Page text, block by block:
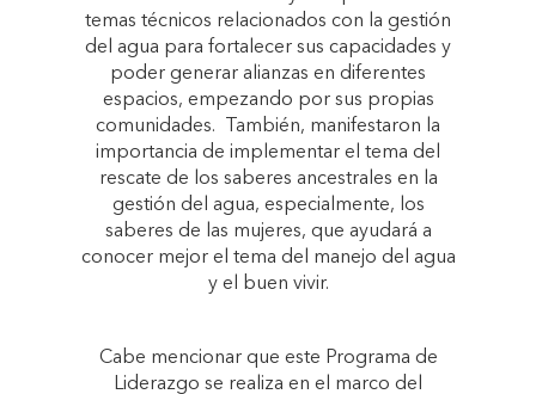
temas técnicos relacionados con la gestión
del agua para fortalecer sus capacidades y
poder generar alianzas en diferentes
espacios, empezando por sus propias
comunidades. También, manifestaron la
importancia de implementar el tema del
rescate de los saberes ancestrales en la
gestión del agua, especialmente, los
saberes de las mujeres, que ayudará a
conocer mejor el tema del manejo del agua
y el buen vivir.
Cabe mencionar que este Programa de
Liderazgo se realiza en el marco del